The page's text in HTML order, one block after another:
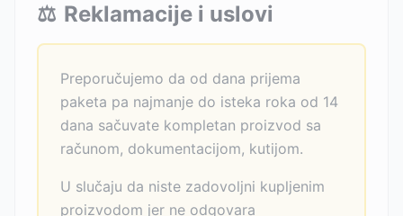
⚖️ Reklamacije i uslovi
Preporučujemo da od dana prijema
paketa pa najmanje do isteka roka od 14
dana sačuvate kompletan proizvod sa
računom, dokumentacijom, kutijom.
U slučaju da niste zadovoljni kupljenim
proizvodom jer ne odgovara